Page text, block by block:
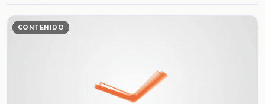
CONTENIDO